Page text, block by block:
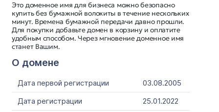
Это доменное имя для бизнеса можно безопасно
купить без бумажной волокиты в течение нескольких
минут. Времена бумажной передачи давно прошли.
Для покупки добавьте домен в корзину и оплатите
удобным способом. Через мгновение доменное имя
станет Вашим.
О домене
Дата первой регистрации
03.08.2005
Дата регистрации
25.01.2022